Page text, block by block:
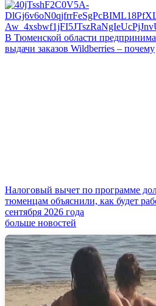
В Тюменской области
выдачи заказов Wildberries – почему
Налоговый вычет по программе
тюменцам объяснили, как будет
сентября 2026 года
больше новостей